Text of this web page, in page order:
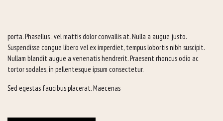
porta. Phasellus , vel mattis dolor convallis at. Nulla a augue justo.
Suspendisse congue libero vel ex imperdiet, tempus lobortis nibh suscipit.
Nullam blandit augue a venenatis hendrerit. Praesent rhoncus odio ac
tortor sodales, in pellentesque ipsum consectetur.
Sed egestas faucibus placerat. Maecenas